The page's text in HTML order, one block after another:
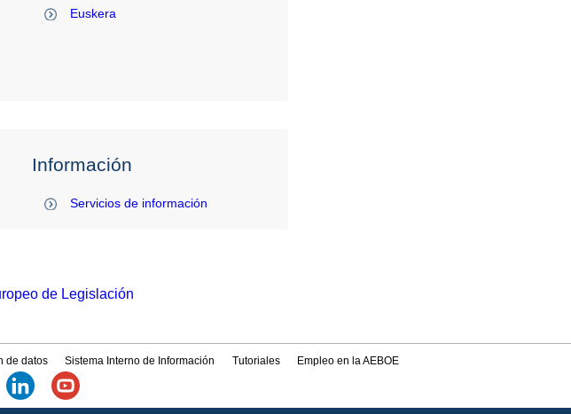
Euskera
Información
Servicios de información
de Legislación
de datos Sistema Interno de Información Tutoriales Empleo en la AEBOE